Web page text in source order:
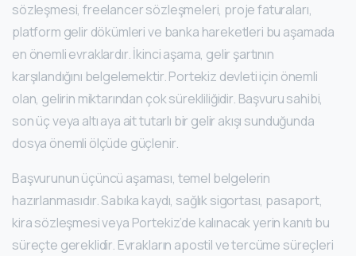
sözleşmesi, freelancer sözleşmeleri, proje faturaları,
platform gelir dökümleri ve banka hareketleri bu aşamada
en önemli evraklardır. İkinci aşama, gelir şartının
karşılandığını belgelemektir. Portekiz devleti için önemli
olan, gelirin miktarından çok sürekliliğidir. Başvuru sahibi,
son üç veya altı aya ait tutarlı bir gelir akışı sunduğunda
dosya önemli ölçüde güçlenir.
Başvurunun üçüncü aşaması, temel belgelerin
hazırlanmasıdır. Sabıka kaydı, sağlık sigortası, pasaport,
kira sözleşmesi veya Portekiz’de kalınacak yerin kanıtı bu
süreçte gereklidir. Evrakların apostil ve tercüme süreçleri